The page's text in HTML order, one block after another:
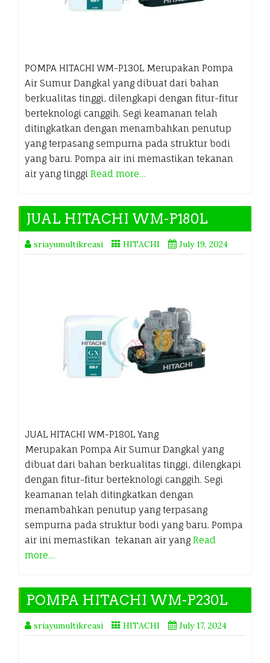
POMPA HITACHI WM-P130L Merupakan Pompa
Air Sumur Dangkal yang dibuat dari bahan
berkualitas tinggi, dilengkapi dengan fitur-fitur
berteknologi canggih. Segi keamanan telah
ditingkatkan dengan menambahkan penutup
yang terpasang sempurna pada struktur bodi
yang baru. Pompa air ini memastikan tekanan
air yang tinggi Read more…
JUAL HITACHI WM-P180L
sriayumultikreasi HITACHI July 19, 2024
JUAL HITACHI WM-P180L Yang
Merupakan Pompa Air Sumur Dangkal yang
dibuat dari bahan berkualitas tinggi, dilengkapi
dengan fitur-fitur berteknologi canggih. Segi
keamanan telah ditingkatkan dengan
menambahkan penutup yang terpasang
sempurna pada struktur bodi yang baru. Pompa
air ini memastikan tekanan air yang Read
more…
POMPA HITACHI WM-P230L
sriayumultikreasi HITACHI July 17, 2024